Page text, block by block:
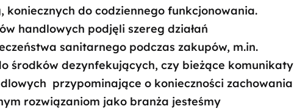
koniecznych do codziennego funkcjonowania.
handlowych podjęli szereg działań
sanitarnego podczas zakupów, m.in.
środków dezynfekujących, czy bieżące komunikaty
przypominające o konieczności zachowania
rozwiązaniom jako branża jesteśmy